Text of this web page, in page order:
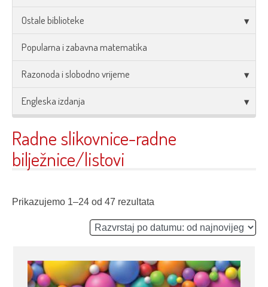
Ostale biblioteke
Popularna i zabavna matematika
Razonoda i slobodno vrijeme
Engleska izdanja
Radne slikovnice-radne
bilježnice/listovi
Prikazujemo 1–24 od 47 rezultata